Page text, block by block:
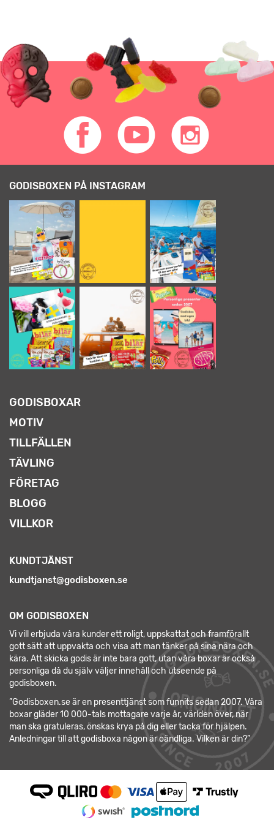
GODISBOXEN PÅ INSTAGRAM
GODISBOXAR
MOTIV
TILLFÄLLEN
TÄVLING
FÖRETAG
BLOGG
VILLKOR
KUNDTJÄNST
kundtjanst@godisboxen.se
OM GODISBOXEN
Vi vill erbjuda våra kunder ett roligt, uppskattat och framförallt
gott sätt att uppvakta och visa att man tänker på sina nära och
kära. Att skicka godis är inte bara gott, utan våra boxar är också
personliga då du själv väljer innehåll och utseende på
godisboxen.
”Godisboxen.se är en presenttjänst som funnits sedan 2007. Våra
boxar gläder 10 000-tals mottagare varje år, världen över, när
man ska gratuleras, önskas krya på dig eller tacka för hjälpen.
Anledningar till att godisboxa någon är oändliga. Vilken är din?”